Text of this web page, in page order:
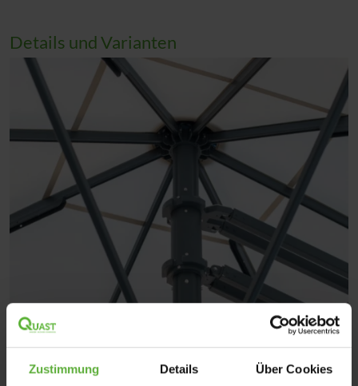
Zustimmung Details Über Cookies
Details und Varianten